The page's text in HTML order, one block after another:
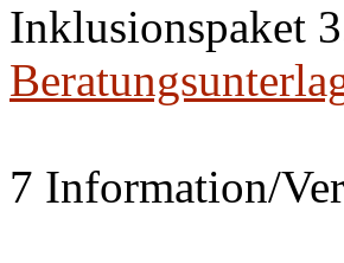
Inklusionspaket
7 Information/